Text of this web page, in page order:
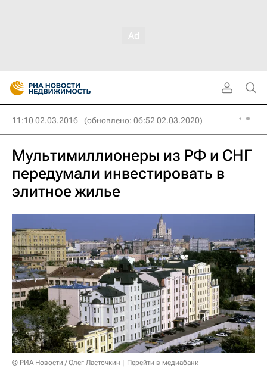
11:10 02.03.2016 (обновлено: 06:52 02.03.2020)
Мультимиллионеры из РФ и СНГ
передумали инвестировать в
элитное жилье
© РИА Новости / Олег Ласточкин Перейти в медиабанк